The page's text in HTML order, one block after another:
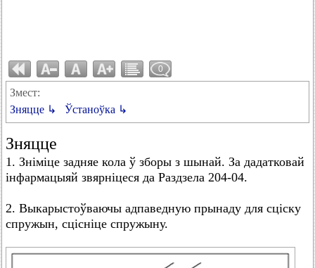
0
Змест:
Зняцце ↳
Ўстаноўка ↳
Зняцце
1. Зніміце задняе кола ў зборы з шынай. За дадатковай
інфармацыяй звярніцеся да Раздзела 204-04.
2. Выкарыстоўваючы адпаведную прынаду для сціску
спружын, сцісніце спружыну.